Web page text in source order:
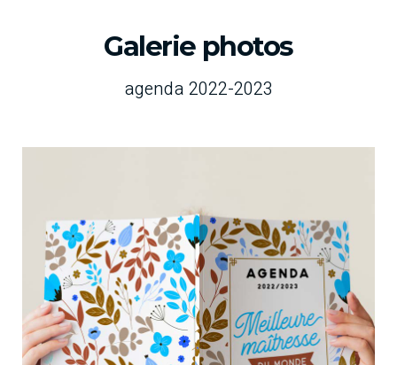
Galerie photos
agenda 2022-2023